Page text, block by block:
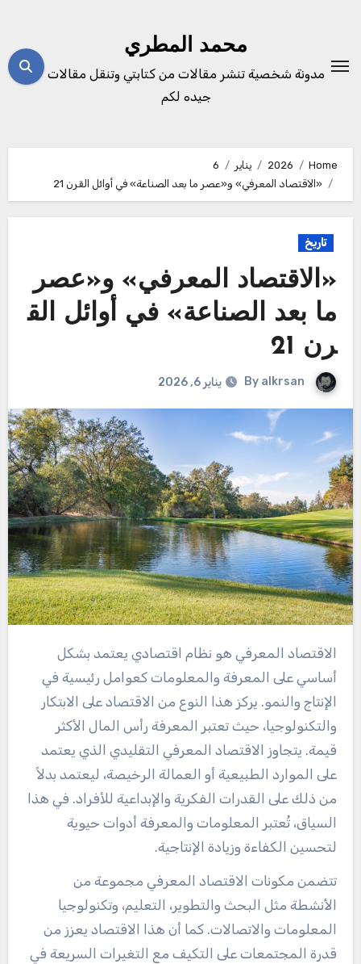
محمد المطري
مدونة شخصية تنشر مقالات من كتابتي وتنقل مقالات
جيده لكم
Home
2026 يناير
6
​«الاقتصاد المعرفي» و«عصر ما بعد الصناعة» في أوائل القرن 21
تاريخ
​«الاقتصاد المعرفي» و«عصر
ما بعد الصناعة» في أوائل الق
رن 21
By alkrsan يناير 6, 2026
الاقتصاد المعرفي هو نظام اقتصادي يعتمد بشكل
أساسي على المعرفة والمعلومات كعوامل رئيسية في
الإنتاج والنمو. يركز هذا النوع من الاقتصاد على الابتكار
والتكنولوجيا، حيث تعتبر المعرفة رأس المال الأكثر
قيمة. يتجاوز الاقتصاد المعرفي التقليدي الذي يعتمد
على الموارد الطبيعية أو العمالة الرخيصة، ليعتمد بدلاً
من ذلك على القدرات الفكرية والإبداعية للأفراد. في هذا
السياق، تُعتبر المعلومات والمعرفة أدوات حيوية
لتحسين الكفاءة وزيادة الإنتاجية.
تتضمن مكونات الاقتصاد المعرفي مجموعة من
الأنشطة مثل البحث والتطوير، التعليم، وتكنولوجيا
المعلومات والاتصالات. كما أن هذا الاقتصاد يعزز من
قدرة المجتمعات على التكيف مع التغيرات السريعة في